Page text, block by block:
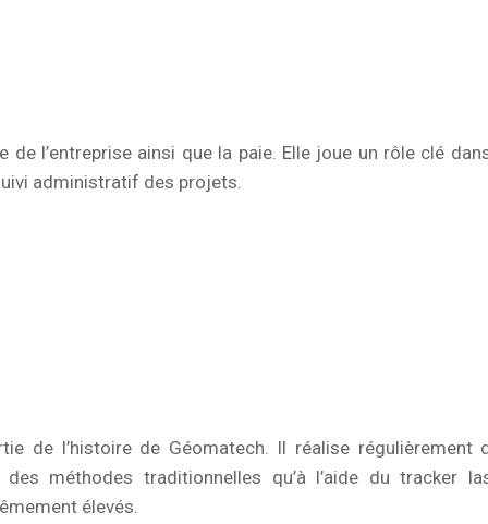
l’entreprise ainsi que la paie. Elle joue un rôle clé
administratif des projets.
de l’histoire de Géomatech. Il réalise régulièrement
méthodes traditionnelles qu’à l’aide du tracker
élevés.